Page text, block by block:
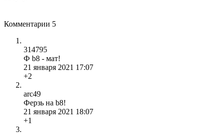
Комментарии 5
314795
Ф b8 - мат!
21 января 2021 17:07
+2
arc49
Ферзь на b8!
21 января 2021 18:07
+1